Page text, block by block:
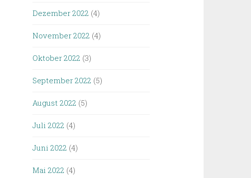
Dezember 2022 (4)
November 2022 (4)
Oktober 2022 (3)
September 2022 (5)
August 2022 (5)
Juli 2022 (4)
Juni 2022 (4)
Mai 2022 (4)